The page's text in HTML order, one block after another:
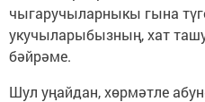
чыгаручыларныкы гына
укучыларыбызның, хат
бәйрәме.
Шул уңайдан, хөрмәтле